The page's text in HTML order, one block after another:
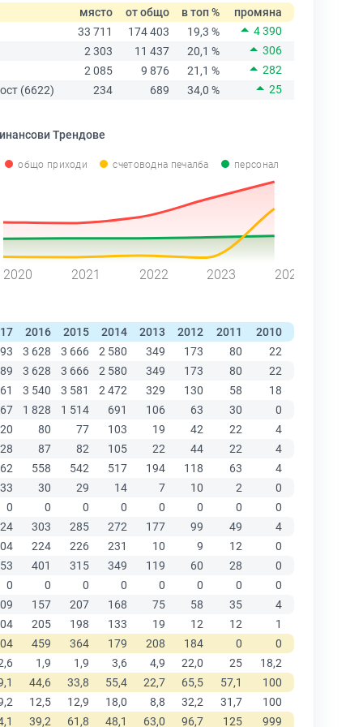
място от общо в топ %
промяна
33 711
174 403 19,3 %
4 390
2 303
11 437 20,1 %
306
2 085
9 876 21,1 %
282
(6622)
234 689 34,0 % 25
Трендове
общо приходи счетоводна печалба персонал
2020 2021 2022 2023 2024
2016 2015 2014 2013 2012 2011 2010